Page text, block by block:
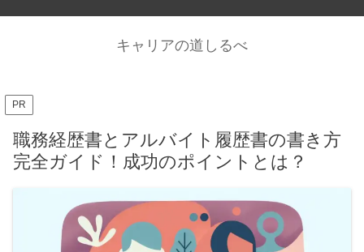
キャリアの道しるべ
PR
職務経歴書とアルバイト履歴書の書き方
完全ガイド！成功のポイントとは？